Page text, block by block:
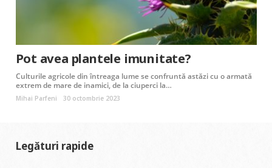
Pot avea plantele imunitate?
Culturile agricole din întreaga lume se confruntă astăzi cu o armată
extrem de mare de inamici, de la ciuperci la…
Mihai Parfeni 30 octombrie 2023
Legături rapide